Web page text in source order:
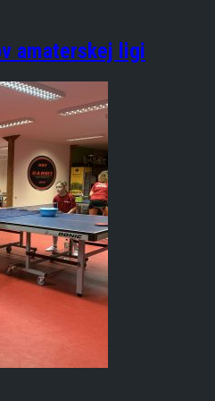
amaterskej ligi